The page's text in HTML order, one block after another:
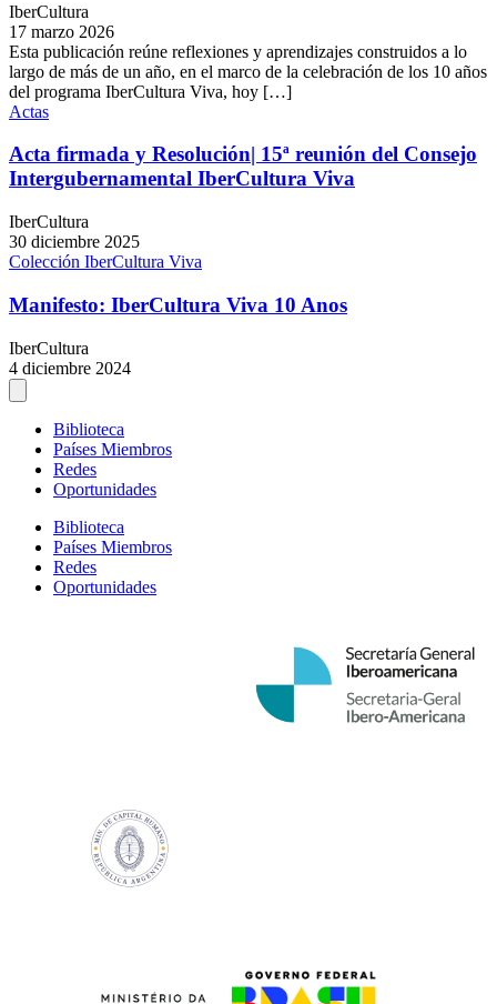
IberCultura
17 marzo 2026
Esta publicación reúne reflexiones y aprendizajes construidos a lo
largo de más de un año, en el marco de la celebración de los 10 años
del programa IberCultura Viva, hoy […]
Actas
Acta firmada y Resolución| 15ª reunión del Consejo
Intergubernamental IberCultura Viva
IberCultura
30 diciembre 2025
Colección IberCultura Viva
Manifesto: IberCultura Viva 10 Anos
IberCultura
4 diciembre 2024
Biblioteca
Países Miembros
Redes
Oportunidades
Biblioteca
Países Miembros
Redes
Oportunidades